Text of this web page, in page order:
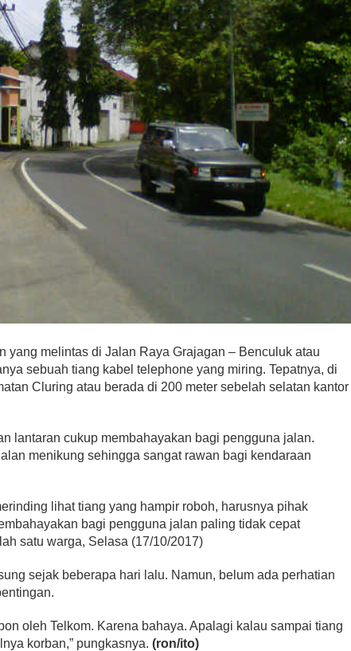
yang melintas di Jalan Raya Grajagan – Benculuk atau
sebuah tiang kabel telephone yang miring. Tepatnya, di
Cluring atau berada di 200 meter sebelah selatan kantor
lantaran cukup membahayakan bagi pengguna jalan.
menikung sehingga sangat rawan bagi kendaraan
lihat tiang yang hampir roboh, harusnya pihak
bagi pengguna jalan paling tidak cepat
satu warga, Selasa (17/10/2017)
sejak beberapa hari lalu. Namun, belum ada perhatian
oleh Telkom. Karena bahaya. Apalagi kalau sampai tiang
korban,” pungkasnya. (ron/ito)